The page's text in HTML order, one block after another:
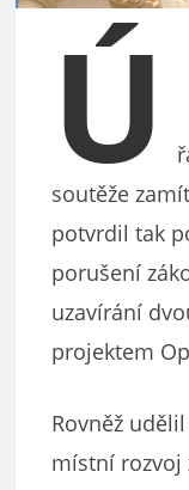
Ú
soutěže
potvrdil tak
porušení
uzavírání
projektem
Rovněž
místní rozvoj